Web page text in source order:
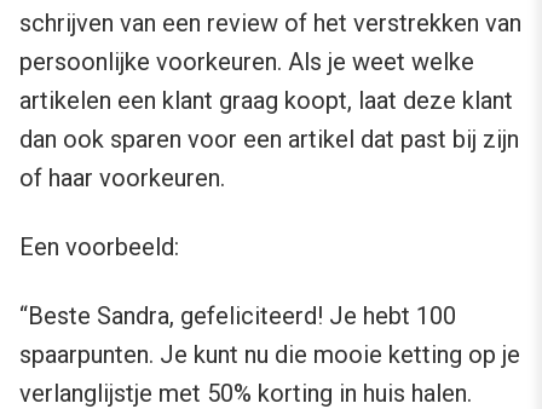
schrijven van een review of het verstrekken van
persoonlijke voorkeuren. Als je weet welke
artikelen een klant graag koopt, laat deze klant
dan ook sparen voor een artikel dat past bij zijn
of haar voorkeuren.
Een voorbeeld:
“Beste Sandra, gefeliciteerd! Je hebt 100
spaarpunten. Je kunt nu die mooie ketting op je
verlanglijstje met 50% korting in huis halen.